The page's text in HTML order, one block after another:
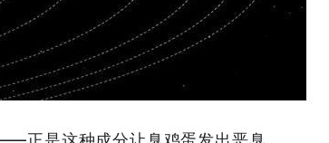
正是这种成分让臭鸡蛋发出恶臭。